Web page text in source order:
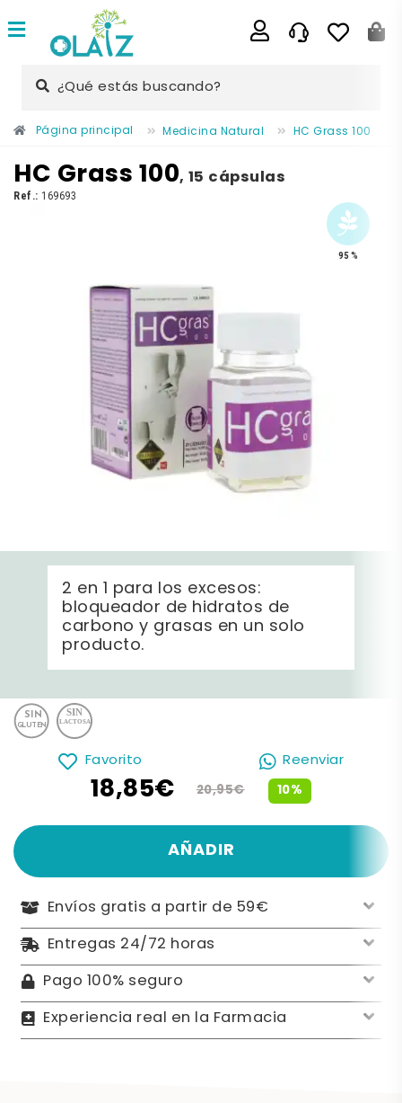
¿Qué estás buscando?
Página principal Medicina Natural HC Grass 100
HC Grass 100, 15 cápsulas
Ref.: 169693
95 %
2 en 1 para los excesos:
bloqueador de hidratos de
carbono y grasas en un solo
producto.
Favorito Reenviar
10%
18,85€ 20,95€
AÑADIR
Envíos gratis a partir de 59€
Entregas 24/72 horas
Pago 100% seguro
Experiencia real en la Farmacia